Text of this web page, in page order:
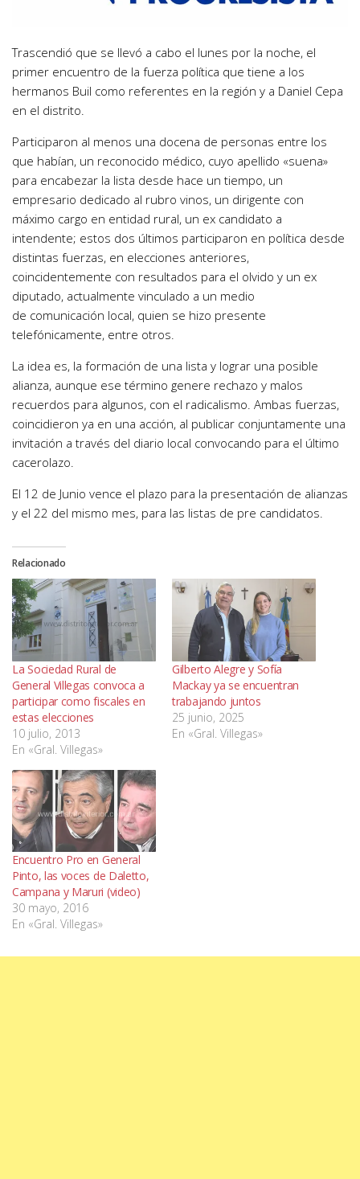
Trascendió que se llevó a cabo el lunes por la noche, el
primer encuentro de la fuerza política que tiene a los
hermanos Buil como referentes en la región y a Daniel Cepa
en el distrito.
Participaron al menos una docena de personas entre los
que habían, un reconocido médico, cuyo apellido «suena»
para encabezar la lista desde hace un tiempo, un
empresario dedicado al rubro vinos, un dirigente con
máximo cargo en entidad rural, un ex candidato a
intendente; estos dos últimos participaron en política desde
distintas fuerzas, en elecciones anteriores,
coincidentemente con resultados para el olvido y un ex
diputado, actualmente vinculado a un medio
de comunicación local, quien se hizo presente
telefónicamente, entre otros.
La idea es, la formación de una lista y lograr una posible
alianza, aunque ese término genere rechazo y malos
recuerdos para algunos, con el radicalismo. Ambas fuerzas,
coincidieron ya en una acción, al publicar conjuntamente una
invitación a través del diario local convocando para el último
cacerolazo.
El 12 de Junio vence el plazo para la presentación de alianzas
y el 22 del mismo mes, para las listas de pre candidatos.
Relacionado
La Sociedad Rural de
General Villegas convoca a
participar como fiscales en
estas elecciones
10 julio, 2013
En «Gral. Villegas»
Gilberto Alegre y Sofía
Mackay ya se encuentran
trabajando juntos
25 junio, 2025
En «Gral. Villegas»
Encuentro Pro en General
Pinto, las voces de Daletto,
Campana y Maruri (video)
30 mayo, 2016
En «Gral. Villegas»